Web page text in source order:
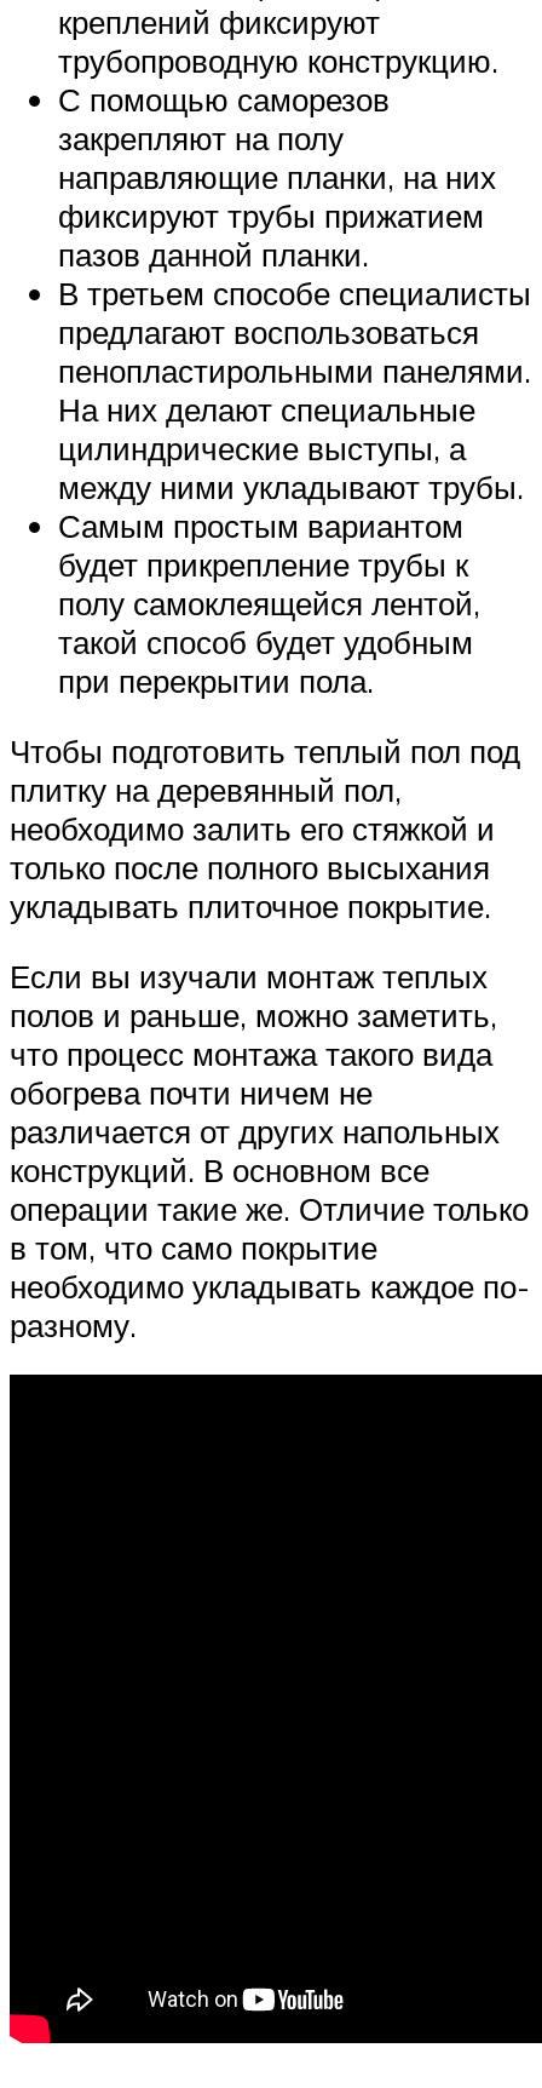
креплений фиксируют
трубопроводную конструкцию.
С помощью саморезов
закрепляют на полу
направляющие планки, на них
фиксируют трубы прижатием
пазов данной планки.
В третьем способе специалисты
предлагают воспользоваться
пенопластирольными панелями.
На них делают специальные
цилиндрические выступы, а
между ними укладывают трубы.
Самым простым вариантом
будет прикрепление трубы к
полу самоклеящейся лентой,
такой способ будет удобным
при перекрытии пола.
Чтобы подготовить теплый пол под
плитку на деревянный пол,
необходимо залить его стяжкой и
только после полного высыхания
укладывать плиточное покрытие.
Если вы изучали монтаж теплых
полов и раньше, можно заметить,
что процесс монтажа такого вида
обогрева почти ничем не
различается от других напольных
конструкций. В основном все
операции такие же. Отличие только
в том, что само покрытие
необходимо укладывать каждое по-
разному.